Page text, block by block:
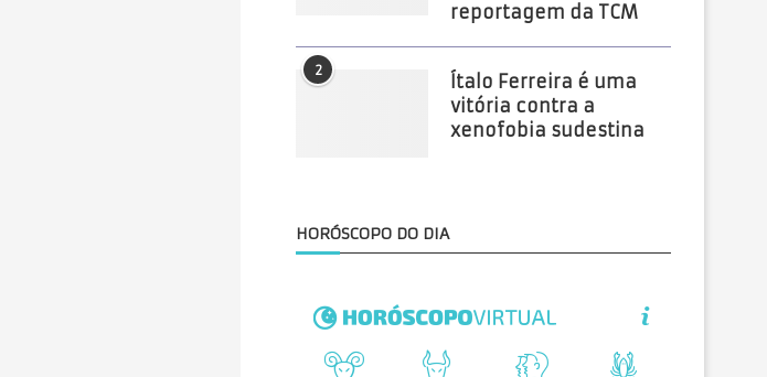
reportagem da TCM
2
Ítalo Ferreira é uma
vitória contra a
xenofobia sudestina
HORÓSCOPO DO DIA